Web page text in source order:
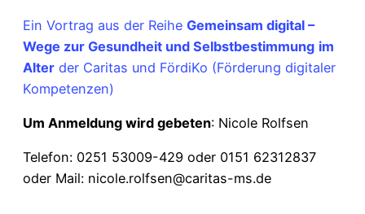
Ein Vortrag aus der Reihe Gemeinsam digital –
Wege zur Gesundheit und Selbstbestimmung im
Alter der Caritas und FördiKo (Förderung digitaler
Kompetenzen)
Um Anmeldung wird gebeten: Nicole Rolfsen
Telefon: 0251 53009-429 oder 0151 62312837
oder Mail: nicole.rolfsen@caritas-ms.de